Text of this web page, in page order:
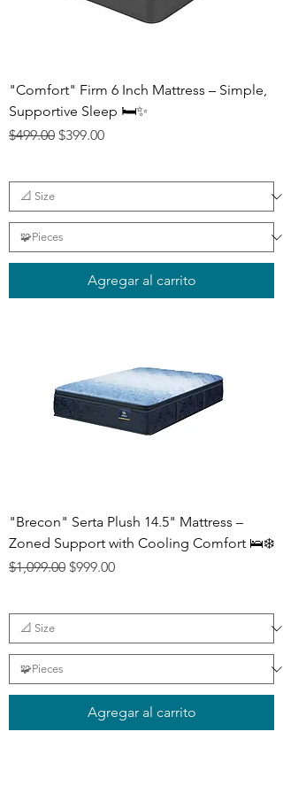
"Comfort" Firm 6 Inch Mattress – Simple,
Supportive Sleep 🛏️✨
Precio
$499.00 Precio de oferta
$399.00
Agregar al carrito
"Brecon" Serta Plush 14.5" Mattress –
Zoned Support with Cooling Comfort 🛌❄️
Precio
$1,099.00 Precio de oferta
$999.00
Agregar al carrito